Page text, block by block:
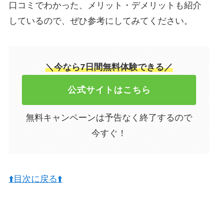
口コミでわかった、メリット・デメリットも紹介
しているので、ぜひ参考にしてみてください。
＼今なら7日間無料体験できる／
公式サイトはこちら
無料キャンペーンは予告なく終了するので
今すぐ！
⬆️目次に戻る⬆️